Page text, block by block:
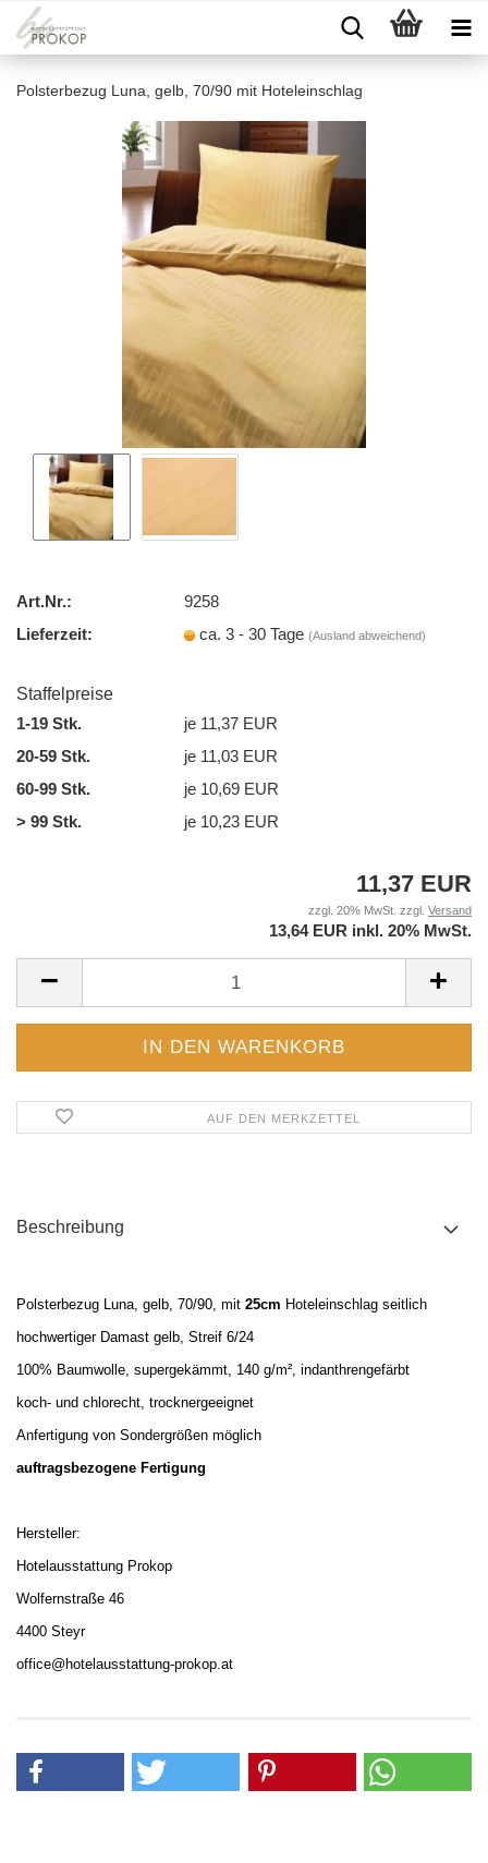
Polsterbezug Luna, gelb, 70/90 mit Hoteleinschlag
Art.Nr.:
9258
Lieferzeit:
ca. 3 - 30 Tage(Ausland abweichend)
Staffelpreise
1-19 Stk.
je 11,37 EUR
20-59 Stk.
je 11,03 EUR
60-99 Stk.
je 10,69 EUR
> 99 Stk.
je 10,23 EUR
11,37 EUR
zzgl. 20% MwSt. zzgl. Versand
13,64 EUR inkl. 20% MwSt.
AUF DEN MERKZETTEL
Beschreibung
Polsterbezug Luna, gelb, 70/90, mit 25cm Hoteleinschlag seitlich
hochwertiger Damast gelb, Streif 6/24
100% Baumwolle, supergekämmt, 140 g/m², indanthrengefärbt
koch- und chlorecht, trocknergeeignet
Anfertigung von Sondergrößen möglich
auftragsbezogene Fertigung
Hersteller:
Hotelausstattung Prokop
Wolfernstraße 46
4400 Steyr
office@hotelausstattung-prokop.at